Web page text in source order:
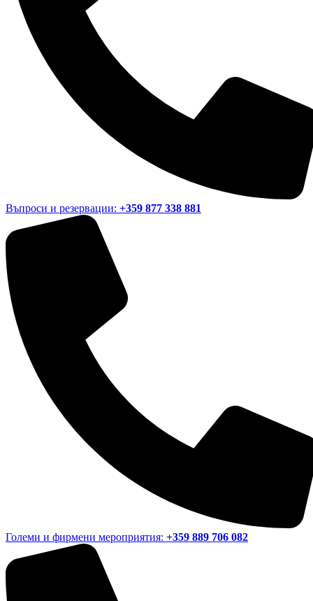
Въпроси и резервации: +359 877 338 881
Големи и фирмени мероприятия: +359 889 706 082